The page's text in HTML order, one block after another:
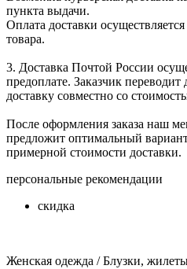
пункта выдачи.
Оплата доставки
товара.
3. Доставка Почтой России
предоплате. Заказчик переводит
доставку совместно со
После оформления заказа наш
предложит оптимальный
примерной стоимости доставки.
персональные рекомендации
скидка
Женская одежда / Блузки,